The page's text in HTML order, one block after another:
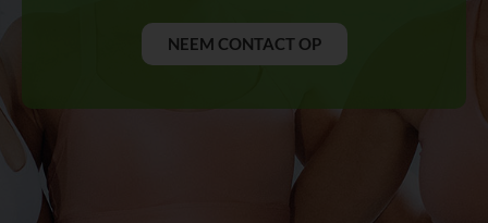
NEEM CONTACT OP